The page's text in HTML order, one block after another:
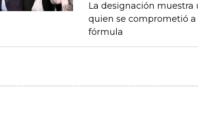
La designación muestra
quien se comprometió
fórmula